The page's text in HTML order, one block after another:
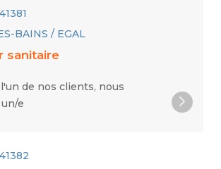
BAINS / EGAL
sanitaire
de nos clients, nous
e